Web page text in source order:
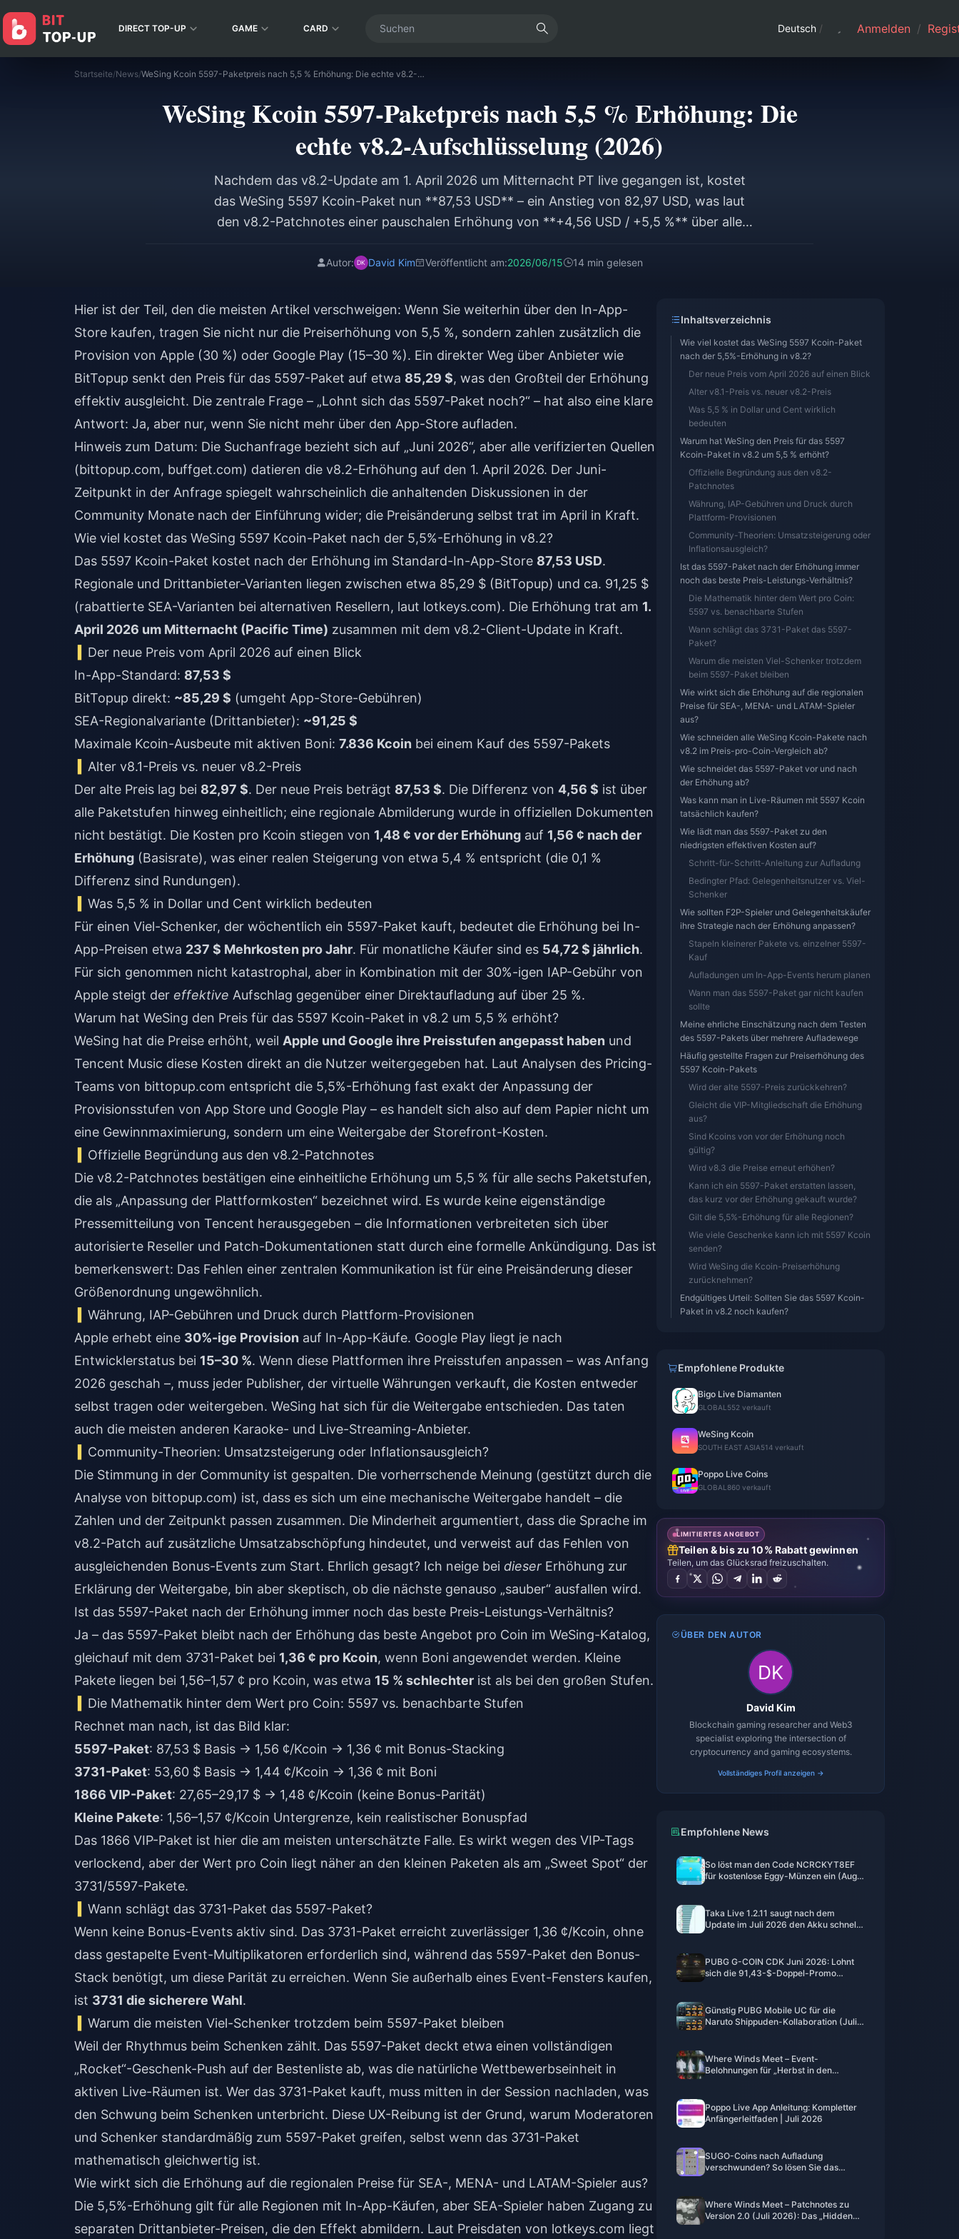
DIRECT TOP-UP GAME CARD Deutsch / Anmelden /
Startseite/News/ WeSing Kcoin 5597-Paketpreis nach 5,5 % Erhöhung: Die echte v8.2-Aufschlüsselung (2026)
WeSing Kcoin 5597-Paketpreis nach 5,5 % Erhöhung: Die
echte v8.2-Aufschlüsselung (2026)
Nachdem das v8.2-Update am 1. April 2026 um Mitternacht PT live gegangen ist, kostet
das WeSing 5597 Kcoin-Paket nun **87,53 USD** – ein Anstieg von 82,97 USD, was laut
den v8.2-Patchnotes einer pauschalen Erhöhung von **+4,56 USD / +5,5 %** über alle
Kcoin** bzw. **1,36 Cent pro Kcoin**, wenn man die Bonus-Event-Rate hinzurechnet –
Coin im gesamten Katalog bietet.
Autor: David Kim Veröffentlicht am:2026/06/15 14 min gelesen
Hier ist der Teil, den die meisten Artikel verschweigen: Wenn Sie weiterhin über den In-App-
Store kaufen, tragen Sie nicht nur die Preiserhöhung von 5,5 %, sondern zahlen zusätzlich die
Provision von Apple (30 %) oder Google Play (15–30 %). Ein direkter Weg über Anbieter wie
BitTopup senkt den Preis für das 5597-Paket auf etwa 85,29 $, was den Großteil der Erhöhung
effektiv ausgleicht. Die zentrale Frage – „Lohnt sich das 5597-Paket noch?“ – hat also eine klare
Antwort: Ja, aber nur, wenn Sie nicht mehr über den App-Store aufladen.
Hinweis zum Datum: Die Suchanfrage bezieht sich auf „Juni 2026“, aber alle verifizierten Quellen
(bittopup.com, buffget.com) datieren die v8.2-Erhöhung auf den 1. April 2026. Der Juni-
Zeitpunkt in der Anfrage spiegelt wahrscheinlich die anhaltenden Diskussionen in der
Community Monate nach der Einführung wider; die Preisänderung selbst trat im April in Kraft.
Wie viel kostet das WeSing 5597 Kcoin-Paket nach der 5,5%-Erhöhung in v8.2?
Das 5597 Kcoin-Paket kostet nach der Erhöhung im Standard-In-App-Store 87,53 USD.
Regionale und Drittanbieter-Varianten liegen zwischen etwa 85,29 $ (BitTopup) und ca. 91,25 $
(rabattierte SEA-Varianten bei alternativen Resellern, laut lotkeys.com). Die Erhöhung trat am 1.
April 2026 um Mitternacht (Pacific Time) zusammen mit dem v8.2-Client-Update in Kraft.
Der neue Preis vom April 2026 auf einen Blick
In-App-Standard: 87,53 $
BitTopup direkt: ~85,29 $ (umgeht App-Store-Gebühren)
SEA-Regionalvariante (Drittanbieter): ~91,25 $
Maximale Kcoin-Ausbeute mit aktiven Boni: 7.836 Kcoin bei einem Kauf des 5597-Pakets
Alter v8.1-Preis vs. neuer v8.2-Preis
Der alte Preis lag bei 82,97 $. Der neue Preis beträgt 87,53 $. Die Differenz von 4,56 $ ist über
alle Paketstufen hinweg einheitlich; eine regionale Abmilderung wurde in offiziellen Dokumenten
nicht bestätigt. Die Kosten pro Kcoin stiegen von 1,48 ¢ vor der Erhöhung auf 1,56 ¢ nach der
Erhöhung (Basisrate), was einer realen Steigerung von etwa 5,4 % entspricht (die 0,1 %
Differenz sind Rundungen).
Was 5,5 % in Dollar und Cent wirklich bedeuten
Für einen Viel-Schenker, der wöchentlich ein 5597-Paket kauft, bedeutet die Erhöhung bei In-
App-Preisen etwa 237 $ Mehrkosten pro Jahr. Für monatliche Käufer sind es 54,72 $ jährlich.
Für sich genommen nicht katastrophal, aber in Kombination mit der 30%-igen IAP-Gebühr von
Apple steigt der effektive Aufschlag gegenüber einer Direktaufladung auf über 25 %.
Warum hat WeSing den Preis für das 5597 Kcoin-Paket in v8.2 um 5,5 % erhöht?
WeSing hat die Preise erhöht, weil Apple und Google ihre Preisstufen angepasst haben und
Tencent Music diese Kosten direkt an die Nutzer weitergegeben hat. Laut Analysen des Pricing-
Teams von bittopup.com entspricht die 5,5%-Erhöhung fast exakt der Anpassung der
Provisionsstufen von App Store und Google Play – es handelt sich also auf dem Papier nicht um
eine Gewinnmaximierung, sondern um eine Weitergabe der Storefront-Kosten.
Offizielle Begründung aus den v8.2-Patchnotes
Die v8.2-Patchnotes bestätigen eine einheitliche Erhöhung um 5,5 % für alle sechs Paketstufen,
die als „Anpassung der Plattformkosten“ bezeichnet wird. Es wurde keine eigenständige
Pressemitteilung von Tencent herausgegeben – die Informationen verbreiteten sich über
autorisierte Reseller und Patch-Dokumentationen statt durch eine formelle Ankündigung. Das ist
bemerkenswert: Das Fehlen einer zentralen Kommunikation ist für eine Preisänderung dieser
Größenordnung ungewöhnlich.
Währung, IAP-Gebühren und Druck durch Plattform-Provisionen
Apple erhebt eine 30%-ige Provision auf In-App-Käufe. Google Play liegt je nach
Entwicklerstatus bei 15–30 %. Wenn diese Plattformen ihre Preisstufen anpassen – was Anfang
2026 geschah –, muss jeder Publisher, der virtuelle Währungen verkauft, die Kosten entweder
selbst tragen oder weitergeben. WeSing hat sich für die Weitergabe entschieden. Das taten
auch die meisten anderen Karaoke- und Live-Streaming-Anbieter.
Community-Theorien: Umsatzsteigerung oder Inflationsausgleich?
Die Stimmung in der Community ist gespalten. Die vorherrschende Meinung (gestützt durch die
Analyse von bittopup.com) ist, dass es sich um eine mechanische Weitergabe handelt – die
Zahlen und der Zeitpunkt passen zusammen. Die Minderheit argumentiert, dass die Sprache im
v8.2-Patch auf zusätzliche Umsatzabschöpfung hindeutet, und verweist auf das Fehlen von
ausgleichenden Bonus-Events zum Start. Ehrlich gesagt? Ich neige bei dieser Erhöhung zur
Erklärung der Weitergabe, bin aber skeptisch, ob die nächste genauso „sauber“ ausfallen wird.
Ist das 5597-Paket nach der Erhöhung immer noch das beste Preis-Leistungs-Verhältnis?
Ja – das 5597-Paket bleibt nach der Erhöhung das beste Angebot pro Coin im WeSing-Katalog,
gleichauf mit dem 3731-Paket bei 1,36 ¢ pro Kcoin, wenn Boni angewendet werden. Kleine
Pakete liegen bei 1,56–1,57 ¢ pro Kcoin, was etwa 15 % schlechter ist als bei den großen Stufen.
Die Mathematik hinter dem Wert pro Coin: 5597 vs. benachbarte Stufen
Rechnet man nach, ist das Bild klar:
5597-Paket: 87,53 $ Basis → 1,56 ¢/Kcoin → 1,36 ¢ mit Bonus-Stacking
3731-Paket: 53,60 $ Basis → 1,44 ¢/Kcoin → 1,36 ¢ mit Boni
1866 VIP-Paket: 27,65–29,17 $ → 1,48 ¢/Kcoin (keine Bonus-Parität)
Kleine Pakete: 1,56–1,57 ¢/Kcoin Untergrenze, kein realistischer Bonuspfad
Das 1866 VIP-Paket ist hier die am meisten unterschätzte Falle. Es wirkt wegen des VIP-Tags
verlockend, aber der Wert pro Coin liegt näher an den kleinen Paketen als am „Sweet Spot“ der
3731/5597-Pakete.
Wann schlägt das 3731-Paket das 5597-Paket?
Wenn keine Bonus-Events aktiv sind. Das 3731-Paket erreicht zuverlässiger 1,36 ¢/Kcoin, ohne
dass gestapelte Event-Multiplikatoren erforderlich sind, während das 5597-Paket den Bonus-
Stack benötigt, um diese Parität zu erreichen. Wenn Sie außerhalb eines Event-Fensters kaufen,
ist 3731 die sicherere Wahl.
Warum die meisten Viel-Schenker trotzdem beim 5597-Paket bleiben
Weil der Rhythmus beim Schenken zählt. Das 5597-Paket deckt etwa einen vollständigen
„Rocket“-Geschenk-Push auf der Bestenliste ab, was die natürliche Wettbewerbseinheit in
aktiven Live-Räumen ist. Wer das 3731-Paket kauft, muss mitten in der Session nachladen, was
den Schwung beim Schenken unterbricht. Diese UX-Reibung ist der Grund, warum Moderatoren
und Schenker standardmäßig zum 5597-Paket greifen, selbst wenn das 3731-Paket
mathematisch gleichwertig ist.
Wie wirkt sich die Erhöhung auf die regionalen Preise für SEA-, MENA- und LATAM-Spieler aus?
Die 5,5%-Erhöhung gilt für alle Regionen mit In-App-Käufen, aber SEA-Spieler haben Zugang zu
separaten Drittanbieter-Preisen, die den Effekt abmildern. Laut Preisdaten von lotkeys.com liegt
Inhaltsverzeichnis
Wie viel kostet das WeSing 5597 Kcoin-Paket
nach der 5,5%-Erhöhung in v8.2?
Der neue Preis vom April 2026 auf einen Blick
Alter v8.1-Preis vs. neuer v8.2-Preis
Was 5,5 % in Dollar und Cent wirklich
bedeuten
Warum hat WeSing den Preis für das 5597
Kcoin-Paket in v8.2 um 5,5 % erhöht?
Offizielle Begründung aus den v8.2-
Patchnotes
Währung, IAP-Gebühren und Druck durch
Plattform-Provisionen
Community-Theorien: Umsatzsteigerung oder
Inflationsausgleich?
Ist das 5597-Paket nach der Erhöhung immer
noch das beste Preis-Leistungs-Verhältnis?
Die Mathematik hinter dem Wert pro Coin:
5597 vs. benachbarte Stufen
Wann schlägt das 3731-Paket das 5597-
Paket?
Warum die meisten Viel-Schenker trotzdem
beim 5597-Paket bleiben
Wie wirkt sich die Erhöhung auf die regionalen
Preise für SEA-, MENA- und LATAM-Spieler
aus?
Wie schneiden alle WeSing Kcoin-Pakete nach
v8.2 im Preis-pro-Coin-Vergleich ab?
Wie schneidet das 5597-Paket vor und nach
der Erhöhung ab?
Was kann man in Live-Räumen mit 5597 Kcoin
tatsächlich kaufen?
Wie lädt man das 5597-Paket zu den
niedrigsten effektiven Kosten auf?
Schritt-für-Schritt-Anleitung zur Aufladung
Bedingter Pfad: Gelegenheitsnutzer vs. Viel-
Schenker
Wie sollten F2P-Spieler und Gelegenheitskäufer
ihre Strategie nach der Erhöhung anpassen?
Stapeln kleinerer Pakete vs. einzelner 5597-
Kauf
Aufladungen um In-App-Events herum planen
Wann man das 5597-Paket gar nicht kaufen
sollte
Meine ehrliche Einschätzung nach dem Testen
des 5597-Pakets über mehrere Aufladewege
Häufig gestellte Fragen zur Preiserhöhung des
5597 Kcoin-Pakets
Wird der alte 5597-Preis zurückkehren?
Gleicht die VIP-Mitgliedschaft die Erhöhung
aus?
Sind Kcoins von vor der Erhöhung noch
gültig?
Wird v8.3 die Preise erneut erhöhen?
Kann ich ein 5597-Paket erstatten lassen,
das kurz vor der Erhöhung gekauft wurde?
Gilt die 5,5%-Erhöhung für alle Regionen?
Wie viele Geschenke kann ich mit 5597 Kcoin
senden?
Wird WeSing die Kcoin-Preiserhöhung
zurücknehmen?
Endgültiges Urteil: Sollten Sie das 5597 Kcoin-
Paket in v8.2 noch kaufen?
Empfohlene Produkte
Bigo Live Diamanten
GLOBAL 552 verkauft
WeSing Kcoin
SOUTH EAST ASIA514 verkauft
Poppo Live Coins
GLOBAL 860 verkauft
LIMITIERTES ANGEBOT
Teilen & bis zu 10% Rabatt gewinnen
Teilen, um das Glücksrad freizuschalten.
ÜBER DEN AUTOR
David Kim
Blockchain gaming researcher and Web3
specialist exploring the intersection of
cryptocurrency and gaming ecosystems.
Vollständiges Profil anzeigen →
Empfohlene News
So löst man den Code NCRCKYT8EF
für kostenlose Eggy-Münzen ein (Aug.
Taka Live 1.2.11 saugt nach dem
Update im Juli 2026 den Akku schnell
PUBG G-COIN CDK Juni 2026: Lohnt
sich die 91,43-$-Doppel-Promo
Günstig PUBG Mobile UC für die
Naruto Shippuden-Kollaboration (Juli
Where Winds Meet – Event-
Belohnungen für „Herbst in den
Poppo Live App Anleitung: Kompletter
Anfängerleitfaden | Juli 2026
SUGO-Coins nach Aufladung
verschwunden? So lösen Sie das
Where Winds Meet – Patchnotes zu
Version 2.0 (Juli 2026): Das „Hidden